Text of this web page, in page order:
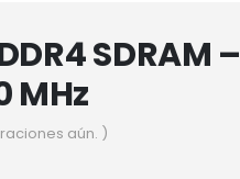
SDRAM –
MHz
aún. )